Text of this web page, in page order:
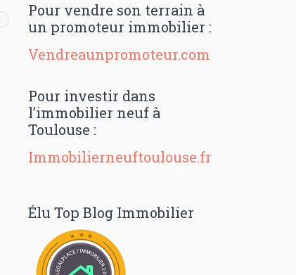
Pour vendre son terrain à
un promoteur immobilier :
Vendreaunpromoteur.com
Pour investir dans
l’immobilier neuf à
Toulouse :
Immobilierneuftoulouse.fr
Élu Top Blog Immobilier